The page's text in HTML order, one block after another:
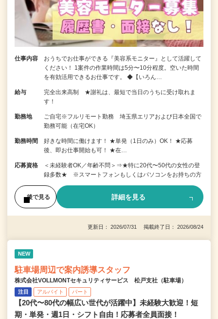
仕事内容
おうちでお仕事ができる『美容系モニター』として活躍して
ください！ 1案件の作業時間は5分〜10分程度。空いた時間
を有効活用できるお仕事です。 ◆【いろん…
給与
完全出来高制 ★謝礼は、最短で当日のうちに受け取れま
す！
勤務地
ご自宅※フルリモート勤務 埼玉県エリアおよび日本全国で
勤務可能（在宅OK）
勤務時間
好きな時間に働けます！ ★単発（1日のみ）OK！ ★応募
後、即お仕事開始も可！ ★在…
応募資格
＜未経験者OK／年齢不問＞⇒★特に20代〜50代の女性の登
録多数★ ※スマートフォンもしくはパソコンをお持ちの方
後で見る 詳細を見る
更新日： 2026/07/31 掲載終了日： 2026/08/24
NEW
駐車場周辺で案内誘導スタッフ
株式会社VOLLMONTセキュリティサービス 松戸支社（駐車場）
注目 アルバイト パート
【20代〜80代の幅広い世代が活躍中】未経験大歓迎！短
期・単発・週1日・シフト自由！応募者全員面接！